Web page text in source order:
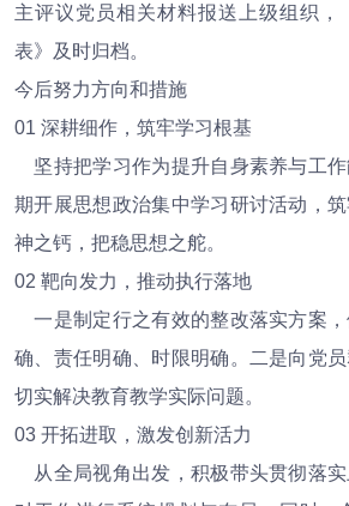
主评议党员相关材料报送上级组织，
表》及时归档。
今后努力方向和措施
01 深耕细作，筑牢学习根基
坚持把学习作为提升自身素养与工
期开展思想政治集中学习研讨活动，
神之钙，把稳思想之舵。
02 靶向发力，推动执行落地
一是制定行之有效的整改落实方案
确、责任明确、时限明确。二是向党员
切实解决教育教学实际问题。
03 开拓进取，激发创新活力
从全局视角出发，积极带头贯彻落实